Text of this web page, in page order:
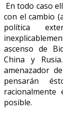
En todo caso
con el cambio
política
ascenso de
China y
amenazador
pensarán
posible.